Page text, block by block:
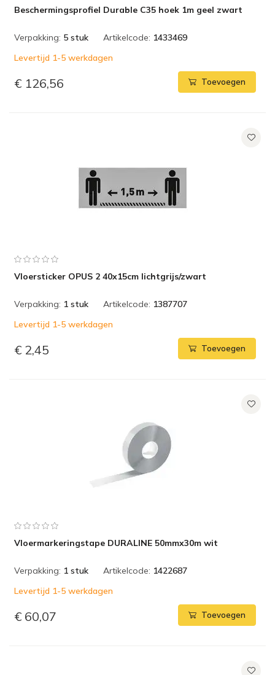
Beschermingsprofiel Durable C35 hoek 1m geel zwart
Verpakking: 5 stuk Artikelcode: 1433469
Levertijd 1-5 werkdagen
€ 126,56 Toevoegen
Vloersticker OPUS 2 40x15cm lichtgrijs/zwart
Verpakking: 1 stuk Artikelcode: 1387707
Levertijd 1-5 werkdagen
€ 2,45 Toevoegen
Vloermarkeringstape DURALINE 50mmx30m wit
Verpakking: 1 stuk Artikelcode: 1422687
Levertijd 1-5 werkdagen
€ 60,07 Toevoegen